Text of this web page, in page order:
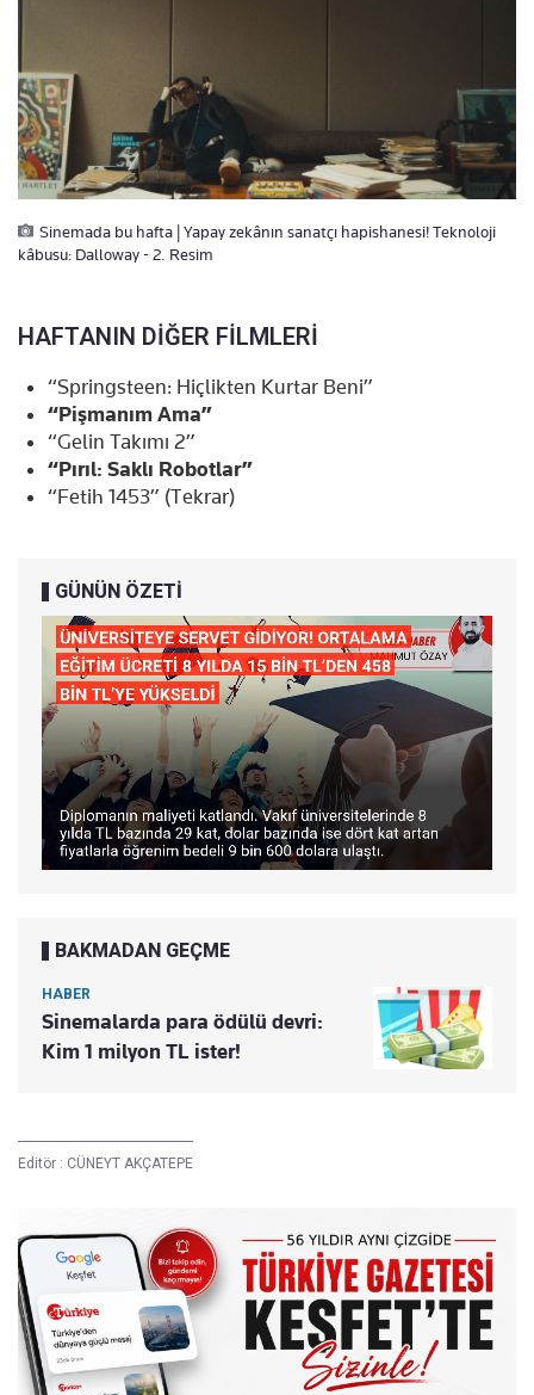
Sinemada bu hafta | Yapay zekânın sanatçı hapishanesi! Teknoloji
kâbusu: Dalloway - 2. Resim
HAFTANIN DİĞER FİLMLERİ
“Springsteen: Hiçlikten Kurtar Beni”
“Pişmanım Ama”
“Gelin Takımı 2”
“Pırıl: Saklı Robotlar”
“Fetih 1453” (Tekrar)
GÜNÜN ÖZETİ
BAKMADAN GEÇME
HABER
Sinemalarda para ödülü devri:
Kim 1 milyon TL ister!
Editör : CÜNEYT AKÇATEPE